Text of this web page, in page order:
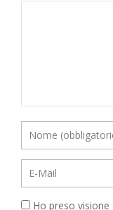
Ho preso visione